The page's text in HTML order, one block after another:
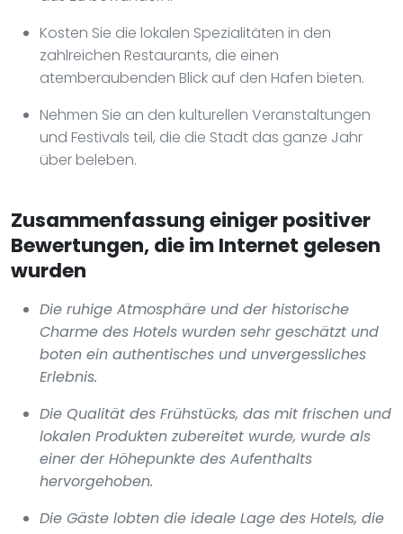
Kosten Sie die lokalen Spezialitäten in den
zahlreichen Restaurants, die einen
atemberaubenden Blick auf den Hafen bieten.
Nehmen Sie an den kulturellen Veranstaltungen
und Festivals teil, die die Stadt das ganze Jahr
über beleben.
Zusammenfassung einiger positiver
Bewertungen, die im Internet gelesen
wurden
Die ruhige Atmosphäre und der historische
Charme des Hotels wurden sehr geschätzt und
boten ein authentisches und unvergessliches
Erlebnis.
Die Qualität des Frühstücks, das mit frischen und
lokalen Produkten zubereitet wurde, wurde als
einer der Höhepunkte des Aufenthalts
hervorgehoben.
Die Gäste lobten die ideale Lage des Hotels, die